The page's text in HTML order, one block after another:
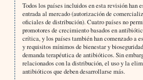
Todos los países incluidos en esta revisión han
entrada al mercado (autorización de
oficiales de distribución). Cuatro países no
promotores de crecimiento basados en
crítica, y los países también han comenzado a
y requisitos mínimos de bienestar y
demanda terapéutica de antibióticos. Sin
relacionados con la distribución, el uso y la
antibióticos que deben desarrollarse más.